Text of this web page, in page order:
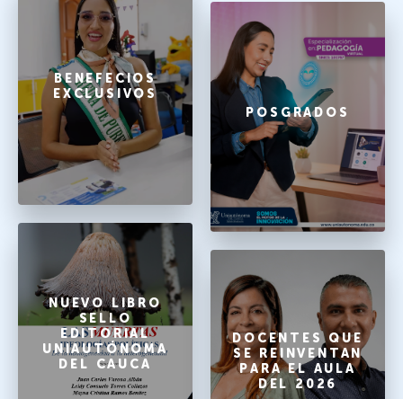
BENEFECIOS
EXCLUSIVOS
POSGRADOS
NUEVO LIBRO
SELLO
EDITORIAL
UNIAUTÓNOMA
DEL CAUCA
DOCENTES QUE
SE REINVENTAN
PARA EL AULA
DEL 2026